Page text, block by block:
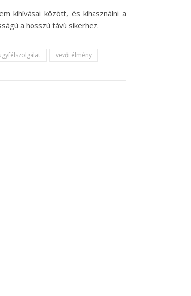
kihívásai között, és kihasználni a
a hosszú távú sikerhez.
vevői élmény